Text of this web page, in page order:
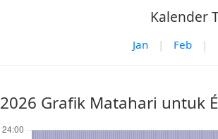
Kalender
Jan | Feb |
2026 Grafik Matahari untuk